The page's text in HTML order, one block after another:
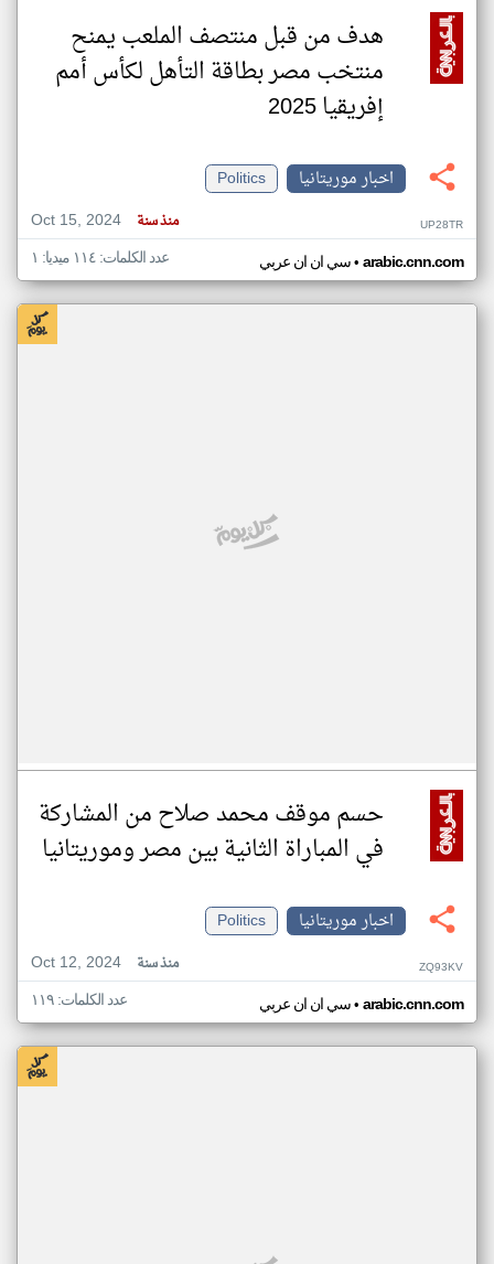
هدف من قبل منتصف الملعب يمنح
منتخب مصر بطاقة التأهل لكأس أمم
إفريقيا 2025
اخبار موريتانيا
Politics
Oct 15, 2024
منذ سنة UP28TR
سي ان ان عربي• arabic.cnn.com عدد الكلمات: ١١٤ ميديا: ١
حسم موقف محمد صلاح من المشاركة
في المباراة الثانية بين مصر وموريتانيا
اخبار موريتانيا
Politics
Oct 12, 2024
منذ سنة ZQ93KV
سي ان ان عربي• arabic.cnn.com عدد الكلمات: ١١٩